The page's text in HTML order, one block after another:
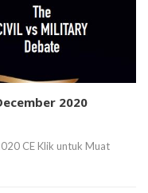
2020
CE Klik untuk Muat